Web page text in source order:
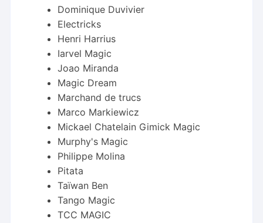
Dominique Duvivier
Electricks
Henri Harrius
Iarvel Magic
Joao Miranda
Magic Dream
Marchand de trucs
Marco Markiewicz
Mickael Chatelain Gimick Magic
Murphy's Magic
Philippe Molina
Pitata
Taïwan Ben
Tango Magic
TCC MAGIC